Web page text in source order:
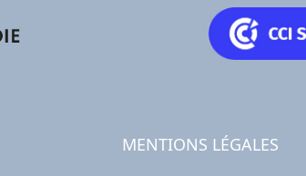
MENTIONS LÉGALES